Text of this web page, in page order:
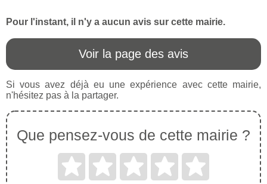
Pour l'instant, il n'y a aucun avis sur cette mairie.
Voir la page des avis
Si vous avez déjà eu une expérience avec cette mairie,
n'hésitez pas à la partager.
Que pensez-vous de cette mairie ?